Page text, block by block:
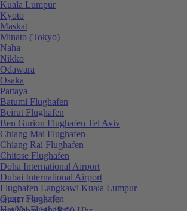
0848 / 19 96 00
Kuala Lumpur
Kyoto
Maskat
Minato (Tokyo)
Naha
Nikko
Odawara
Osaka
Pattaya
Batumi Flughafen
Beirut Flughafen
Ben Gurion Flughafen Tel Aviv
Chiang Mai Flughafen
Chiang Rai Flughafen
Chitose Flughafen
Doha International Airport
Dubai International Airport
Flughafen Langkawi Kuala Lumpur
Guam Flughafen